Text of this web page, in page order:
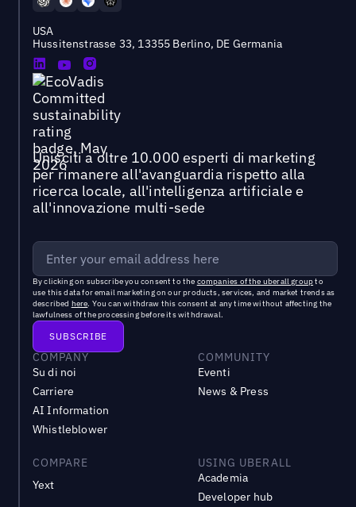
USA
Hussitenstrasse 33, 13355 Berlino, DE Germania
Unisciti a oltre 10.000 esperti di marketing
per rimanere all'avanguardia rispetto alla
ricerca locale, all'intelligenza artificiale e
all'innovazione multi-sede
By clicking on subscribe you consent to the companies of the uberall groupto
use this data for email marketing on our products, services, and market trends as
described here. You can withdraw this consent at any time without affecting the
lawfulness of the processing before its withdrawal.
COMPANY
Su di noi
Carriere
AI Information
Whistleblower
COMMUNITY
Eventi
News & Press
COMPARE
Yext
USING UBERALL
Academia
Developer hub